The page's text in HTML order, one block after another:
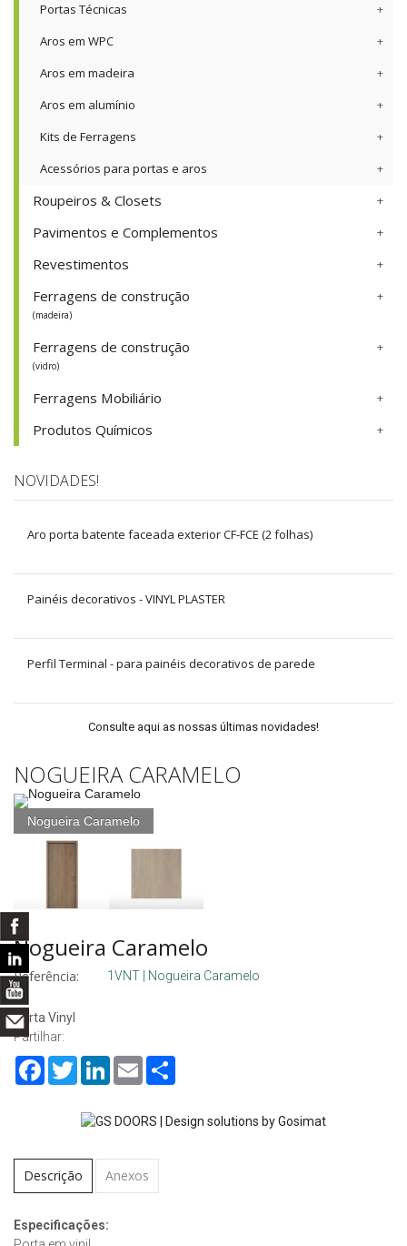
Portas Técnicas
Aros em WPC
Aros em madeira
Aros em alumínio
Kits de Ferragens
Acessórios para portas e aros
Roupeiros & Closets
Pavimentos e Complementos
Revestimentos
Ferragens de construção
(madeira)
Ferragens de construção
(vidro)
Ferragens Mobiliário
Produtos Químicos
NOVIDADES!
Aro porta batente faceada exterior CF-FCE (2 folhas)
Painéis decorativos - VINYL PLASTER
Perfil Terminal - para painéis decorativos de parede
Consulte aqui as nossas últimas novidades!
NOGUEIRA CARAMELO
Nogueira Caramelo
Nogueira Caramelo
Referência: 1VNT | Nogueira Caramelo
Porta Vinyl
Partilhar:
FacebookTwitterLinkedInEmail
Descrição Anexos
Especificações: